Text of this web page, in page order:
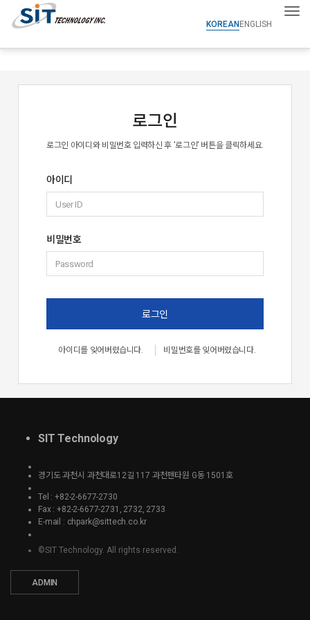
KOREAN ENGLISH
로그인
로그인 아이디와 비밀번호 입력하신 후 '로그인' 버튼을 클릭하세요.
아이디
비밀번호
로그인
아이디를 잊어버렸습니다. 비밀번호를 잊어버렸습니다.
SIT Technology
경기도 과천시 과천대로12길 117 과천펜타원 G동 1501호
Tel : +82-2-6677-2730
Fax : +82-2-6677-2731, 2732, 2733
E-mail : chpark@sittech.co.kr
©SIT Technology. All rights reserved.
ADMIN